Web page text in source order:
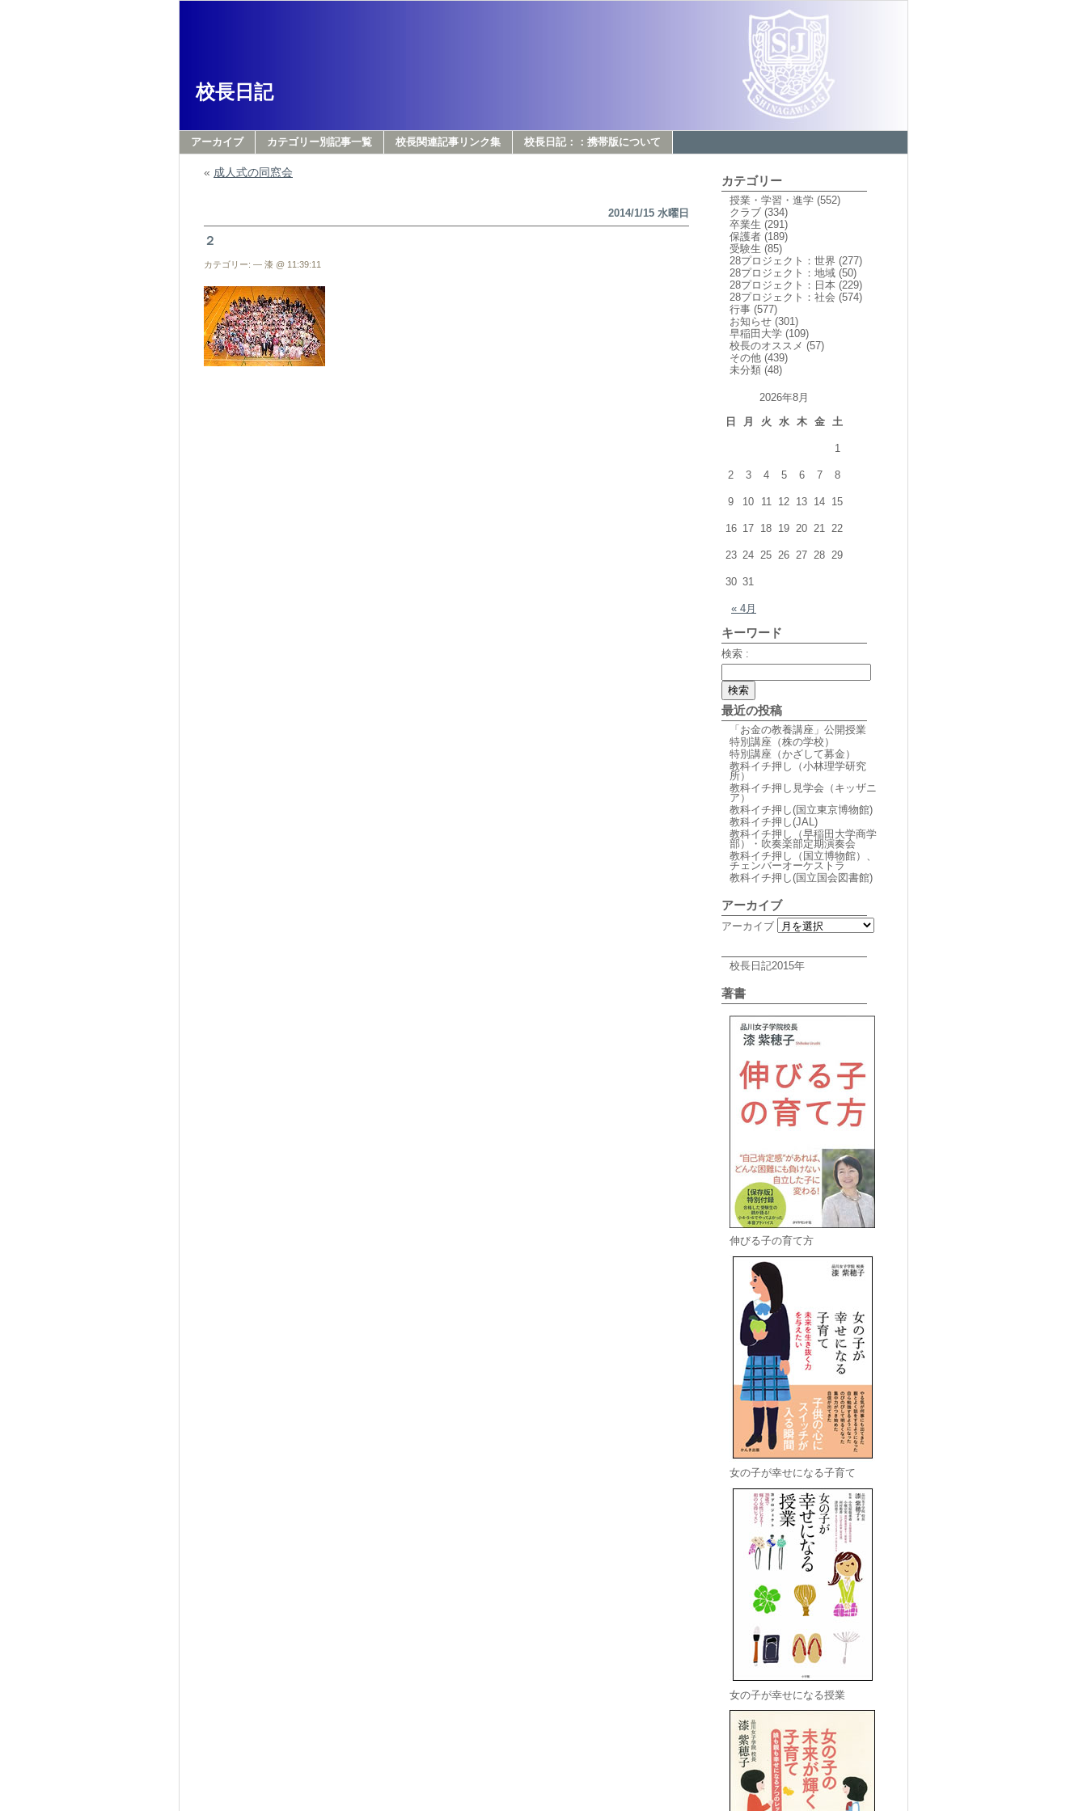
校長日記
アーカイブ カテゴリー別記事一覧 校長関連記事リンク集 校長日記：：携帯版について
« 成人式の同窓会
2014/1/15 水曜日
２
カテゴリー: — 漆 @ 11:39:11
カテゴリー
授業・学習・進学 (552)
クラブ (334)
卒業生 (291)
保護者 (189)
受験生 (85)
28プロジェクト：世界 (277)
28プロジェクト：地域 (50)
28プロジェクト：日本 (229)
28プロジェクト：社会 (574)
行事 (577)
お知らせ (301)
早稲田大学 (109)
校長のオススメ (57)
その他 (439)
未分類 (48)
2026年8月
日
月 火 水 木 金 土
« 4月
1
2 3 4 5 6 7 8
9 10 11 12 13 14 15
16 17 18 19 20 21 22
23 24 25 26 27 28 29
30 31
キーワード
検索 :
最近の投稿
「お金の教養講座」公開授業
特別講座（株の学校）
特別講座（かざして募金）
教科イチ押し（小林理学研究
所）
教科イチ押し見学会（キッザニ
ア）
教科イチ押し(国立東京博物館)
教科イチ押し(JAL)
教科イチ押し（早稲田大学商学
部）・吹奏楽部定期演奏会
教科イチ押し（国立博物館）、
チェンバーオーケストラ
教科イチ押し(国立国会図書館)
アーカイブ
アーカイブ
校長日記2015年
著書
伸びる子の育て方
女の子が幸せになる子育て
女の子が幸せになる授業